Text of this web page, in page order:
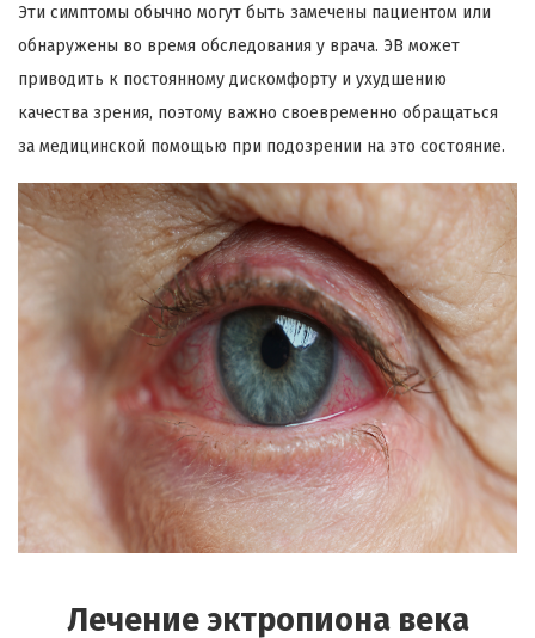
Эти симптомы обычно могут быть замечены пациентом или
обнаружены во время обследования у врача. ЭВ может
приводить к постоянному дискомфорту и ухудшению
качества зрения, поэтому важно своевременно обращаться
за медицинской помощью при подозрении на это состояние.
Лечение эктропиона века